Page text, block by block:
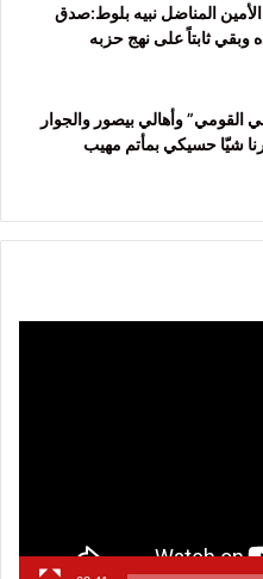
المناضل نبيه بلوط:صدق
وبقي ثابتاً على نهج حزبه
القومي” وأهالي بيصور والجوار
شيّا حسيكي بمأتم مهيب